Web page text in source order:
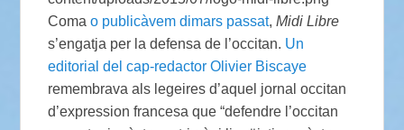
Comao publicàvem dimars passat,Midi Libre
s’engatja per la defensa de l’occitan. Un
editorial del cap-redactor Olivier Biscaye
remembrava als legeires d’aquel jornal occitan
d’expression francesa que “defendre l’occitan